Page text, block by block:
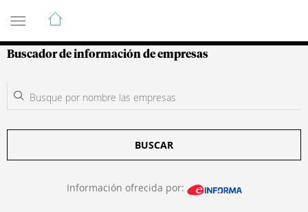
Guía de Empresas Colombianas
Buscador de información de empresas
BUSCAR
Información ofrecida por: